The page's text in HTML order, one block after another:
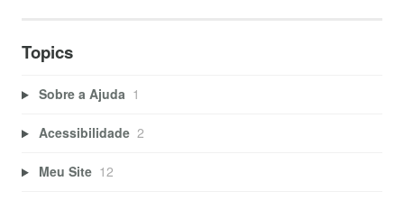
Topics
Sobre a Ajuda 1
Acessibilidade 2
Meu Site 12